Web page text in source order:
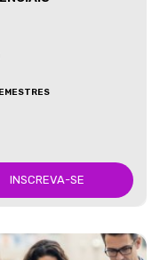
INSCREVA-SE